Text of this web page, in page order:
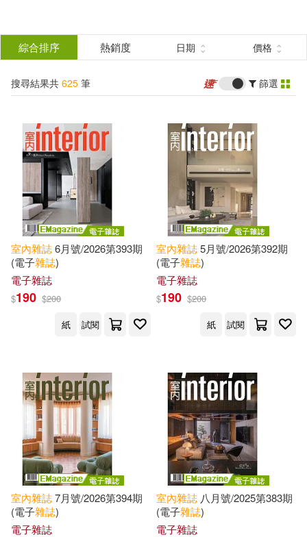
結
分類 (單選)
所有商品(625) 圖書(52)
影音(4) 雜誌(125)
電子書(444)
作者 (可複選)
美兆文化 室內雜誌社(6)
Dana(3)
Alice Daena(2) Brubacher(2)
Burbank(2)
Harmony(2) Hickey(2)
McOvoo(2) Melissa(2)
出版社 (可複選)
闊文化(185)
Hearst Fujingaho Co., Ltd.(111)
麥浩斯(87) 圓祥(79)
綜合排序 熱銷度 日期 價格
搜尋結果共 625 筆 篩選
室內雜誌6月號/2026第393期
(電子雜誌)
電子雜誌
$190 $200
紙
試閱
室內雜誌5月號/2026第392期
(電子雜誌)
電子雜誌
$190 $200
紙
試閱
室內雜誌7月號/2026第394期
(電子雜誌)
電子雜誌
室內雜誌 八月號/2025第383期
(電子雜誌)
電子雜誌